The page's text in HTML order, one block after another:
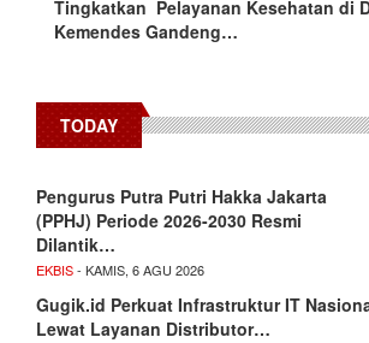
Tingkatkan Pelayanan Kesehatan di
Kemendes Gandeng…
TODAY
Pengurus Putra Putri Hakka Jakarta
(PPHJ) Periode 2026-2030 Resmi
Dilantik…
EKBIS- KAMIS, 6 AGU 2026
Gugik.id Perkuat Infrastruktur IT
Lewat Layanan Distributor…